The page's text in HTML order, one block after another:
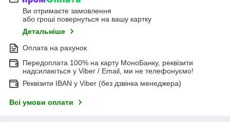
Ви отримаєте замовлення
або гроші повернуться на вашу картку
Детальніше
Оплата на рахунок
Передоплата 100% на карту МоноБанку, реквізити
надсилаються у Viber / Email, ми не телефонуємо!
Реквізити IBAN у Viber (без дзвінка менеджера)
Всі умови оплати